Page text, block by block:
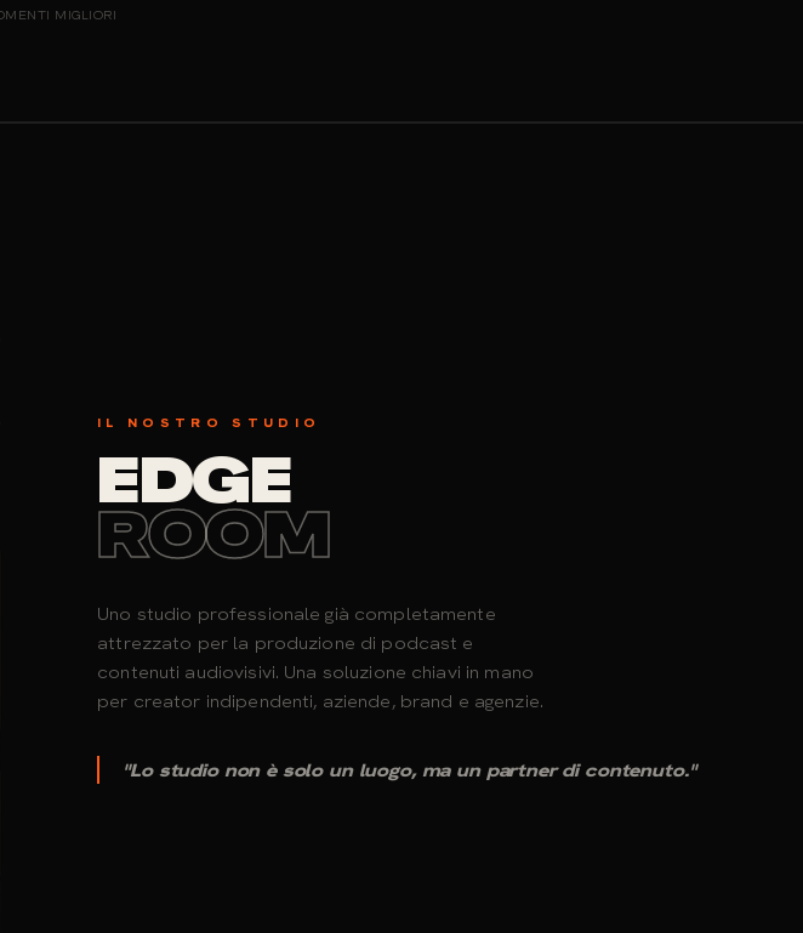
MIGLIORI
IL NOSTRO STUDIO
EDGE
ROOM
Uno studio professionale già completamente
attrezzato per la produzione di podcast e
contenuti audiovisivi. Una soluzione chiavi in mano
per creator indipendenti, aziende, brand e agenzie.
"Lo studio non è solo un luogo, ma un partner di contenuto."